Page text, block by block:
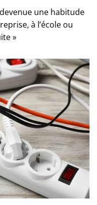
une habitude
à l’école ou
»